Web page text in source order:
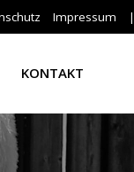
Impressum |
KONTAKT